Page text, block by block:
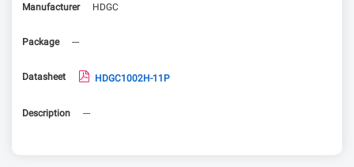
Manufacturer
HDGC
Package ---
Datasheet HDGC1002H-11P
Description ---